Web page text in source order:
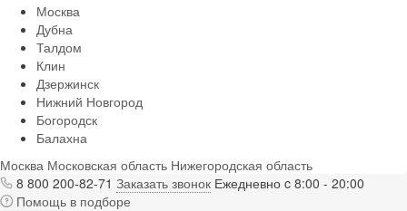
Москва
Дубна
Талдом
Клин
Дзержинск
Нижний Новгород
Богородск
Балахна
Москва Московская область Нижегородская область
8 800 200-82-71 Заказать звонок Ежедневно c 8:00 - 20:00
Помощь в подборе